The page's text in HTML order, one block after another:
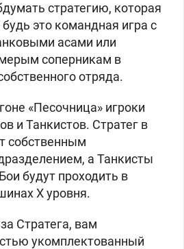
стратегию, которая
это командная игра с
асами или
соперникам в
отряда.
«Песочница» игроки
и Танкистов. Стратег в
собственным
а Танкисты
будут проходить в
Х уровня.
Стратега, вам
укомплектованный